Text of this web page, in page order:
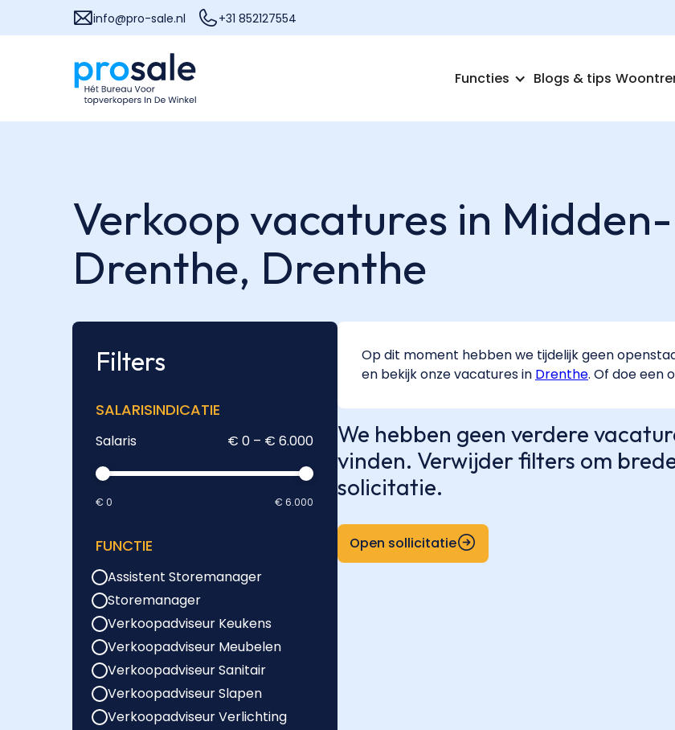
info@pro-sale.nl +31 852127554
Functies Blogs & tips
Verkoop vacatures in Midden-
Drenthe, Drenthe
Filters
SALARISINDICATIE
Salaris € 0 – € 6.000
€ 0 € 6.000
FUNCTIE
Assistent Storemanager
Storemanager
Verkoopadviseur Keukens
Verkoopadviseur Meubelen
Verkoopadviseur Sanitair
Verkoopadviseur Slapen
Verkoopadviseur Verlichting
Op dit moment hebben we tijdelijk geen
en bekijk onze vacatures in Drenthe. Of doe een
We hebben geen verdere
vinden. Verwijder filters om
solicitatie.
Open sollicitatie